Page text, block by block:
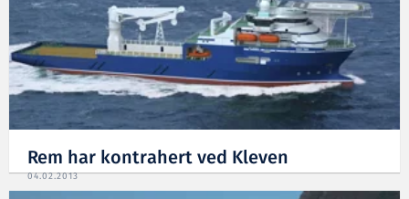
Rem har kontrahert ved Kleven
04.02.2013